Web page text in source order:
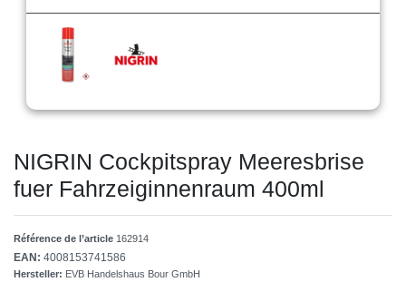
NIGRIN Cockpitspray Meeresbrise
fuer Fahrzeiginnenraum 400ml
Référence de l’article 162914
EAN: 4008153741586
Hersteller: EVB Handelshaus Bour GmbH